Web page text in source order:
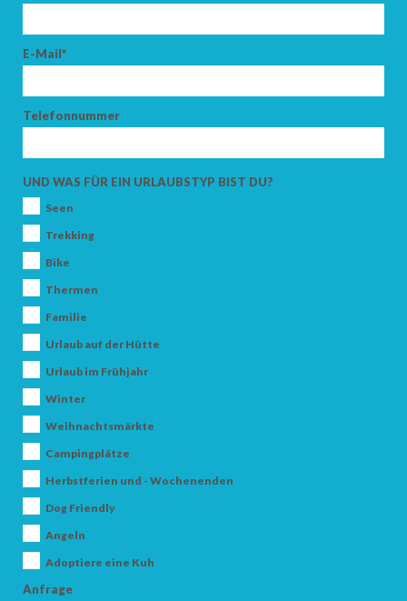
E-Mail*
Telefonnummer
UND WAS FÜR EIN URLAUBSTYP BIST DU?
Seen
Trekking
Bike
Thermen
Familie
Urlaub auf der Hütte
Urlaub im Frühjahr
Winter
Weihnachtsmärkte
Campingplätze
Herbstferien und - Wochenenden
Dog Friendly
Angeln
Adoptiere eine Kuh
Anfrage